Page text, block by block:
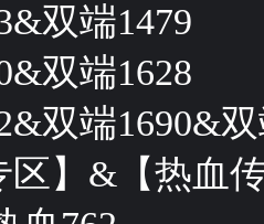
双端1479
双端1628
双端1690&
区】&【热血